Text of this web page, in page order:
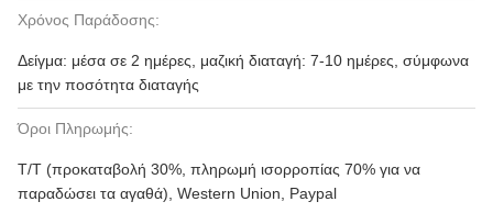
Χρόνος Παράδοσης:
Δείγμα: μέσα σε 2 ημέρες, μαζική διαταγή: 7-10 ημέρες, σύμφωνα
με την ποσότητα διαταγής
Όροι Πληρωμής:
T/T (προκαταβολή 30%, πληρωμή ισορροπίας 70% για να
παραδώσει τα αγαθά), Western Union, Paypal